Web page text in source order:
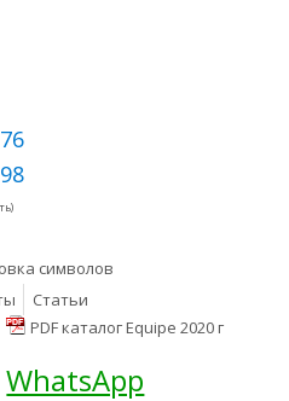
символов
Статьи
PDF каталог Equipe 2020 г
WhatsApp